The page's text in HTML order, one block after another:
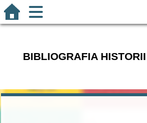
BIBLIOGRAFIA